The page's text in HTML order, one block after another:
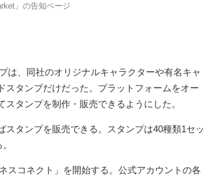
」の告知ページ
は、同社のオリジナルキャラクターや有名キャ
タンプだけだった。プラットフォームをオー
タンプを制作・販売できるようにした。
タンプを販売できる。スタンプは40種類1セッ
スコネクト」を開始する。公式アカウントの各